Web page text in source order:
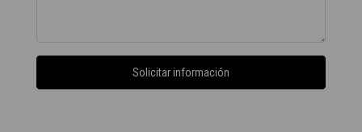
Solicitar información